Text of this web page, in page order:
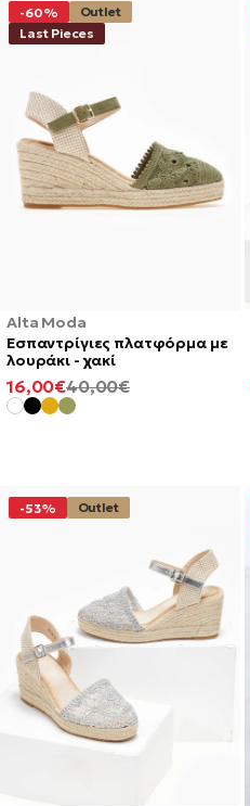
Alta Moda
Εσπαντρίγιες πλατφόρμα με
λουράκι - χακί
-60%
Outlet
Last Pieces
ΚΑΝΟΝΙΚΉ
40,00€
ΕΛΆΧΙΣΤΗ
ΤΙΜΉ
16,00€
-53% Outlet